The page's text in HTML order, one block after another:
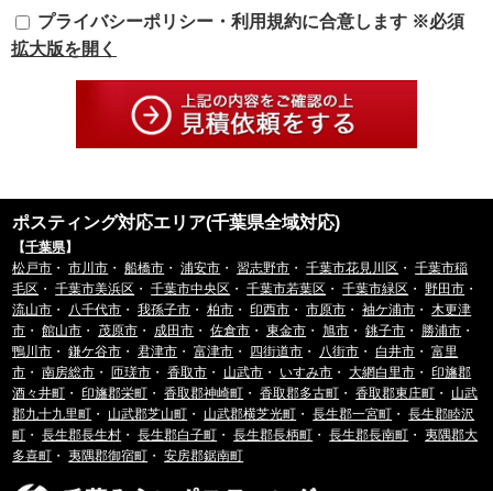
扱います。
収集した個人情報は、法令に基づく命令などを除き、あらかじめお客様の同意
を得ることなく第三者に提供することはありません。
収集した個人情報を、第三者に預ける(預託する)場合には十分な個人情報保護
の水準を備える者を選び、また、契約等によって保護水準を守るよう定めた上
で、指導・管理を実施し、適切に取り扱います。
3.開示、訂正、利用停止等の求めに応じる手続
個人情報の滅失、き損、漏えいおよび不正アクセスなどの予防ならびに是正。
当社は、お客様の個人情報を厳格に管理し、滅失、き損、漏えいや不正アクセ
スなどのあらゆる危険性に対して予防策を実施します。
適切な個人情報の取扱いと運用に関する具体的ルールを定め、責任者を設けま
す。
4.個人情報に関する法令およびその他の規範の遵守
当社の役員、社員、協働者は、個人情報保護や通信の秘密に関する法令やガイ
ドラインその他の関連規範を遵守します。
当社は、社会が要請している個人情報保護が効果的に実施されるよう、個人情
報保護方針および社内規程類を継続して改善します。
■個人情報の取扱いに関する問い合わせおよび相談窓口
当社所定の窓口にて、合理的な範囲で対応いたします。
プライバシーポリシー・利用規約に合意します ※必須
拡大版を開く
ポスティング対応エリア(千葉県全域対応)
【千葉県】
松戸市 ・市川市 ・船橋市 ・浦安市 ・習志野市 ・千葉市花見川区 ・千葉市稲
毛区 ・千葉市美浜区 ・千葉市中央区 ・千葉市若葉区 ・千葉市緑区 ・野田市 ・
流山市 ・ 八千代市 ・我孫子市 ・柏市 ・印西市 ・市原市 ・袖ケ浦市 ・木更津
市 ・館山市 ・ 茂原市 ・ 成田市 ・佐倉市 ・東金市 ・旭市 ・銚子市 ・ 勝浦市 ・
鴨川市 ・鎌ケ谷市 ・君津市 ・富津市 ・ 四街道市 ・ 八街市 ・白井市 ・富里
市 ・南房総市 ・匝瑳市 ・香取市 ・ 山武市 ・ いすみ市 ・大網白里市 ・印旛郡
酒々井町 ・印旛郡栄町 ・香取郡神崎町 ・香取郡多古町 ・香取郡東庄町 ・ 山武
郡九十九里町 ・ 山武郡芝山町 ・ 山武郡横芝光町 ・長生郡一宮町 ・長生郡睦沢
町 ・長生郡長生村 ・長生郡白子町 ・長生郡長柄町 ・長生郡長南町 ・夷隅郡大
多喜町 ・夷隅郡御宿町 ・安房郡鋸南町